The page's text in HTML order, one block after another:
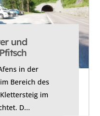
und
in der
Bereich des
im
D...